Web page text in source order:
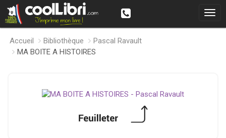
Accueil Bibliothèque
Pascal Ravault
MA BOITE A HISTOIRES